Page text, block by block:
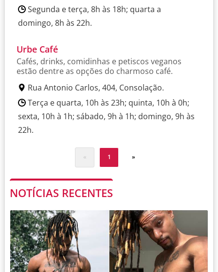
Segunda e terça, 8h às 18h; quarta a
domingo, 8h às 22h.
Urbe Café
Cafés, drinks, comidinhas e petiscos veganos
estão dentre as opções do charmoso café.
Rua Antonio Carlos, 404, Consolação.
Terça e quarta, 10h às 23h; quinta, 10h à 0h;
sexta, 10h à 1h; sábado, 9h à 1h; domingo, 9h às
22h.
« 1 »
NOTÍCIAS RECENTES